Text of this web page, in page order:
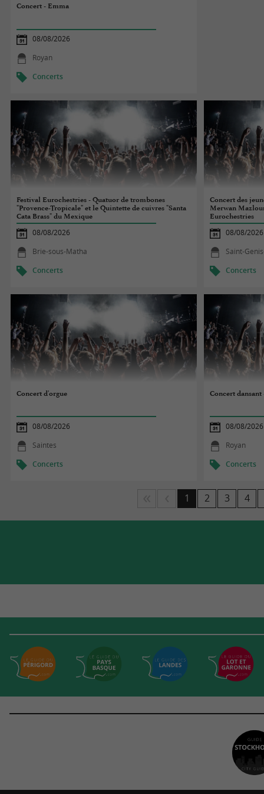
Concert - Emma
08/08/2026
Royan
Concerts
Festival Eurochestries - Quatuor de trombones
"Provence-Tropicale" et le Quintette de cuivres "Santa
Cata Brass" du Mexique
08/08/2026
Brie-sous-Matha
Concerts
Concert des
Merwan
Eurochestries
08/08/2026
Saint-
Concerts
Concert d'orgue
08/08/2026
Saintes
Concerts
Concert
08/08/2026
Royan
Concerts
1 2 3 4